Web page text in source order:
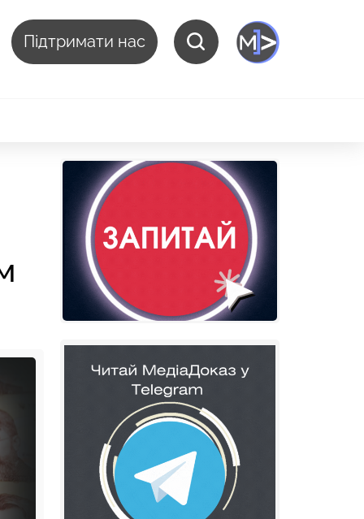
Підтримати нас